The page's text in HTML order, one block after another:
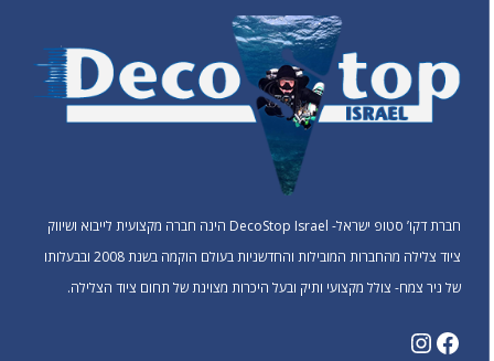
חברת דקו’ סטופ ישראל- DecoStop Israel הינה חברה מקצועית לייבוא ושיווק
ציוד צלילה מהחברות המובילות והחדשניות בעולם הוקמה בשנת 2008 ובבעלותו
של ניר צמח- צולל מקצועי ותיק ובעל היכרות מצוינת של תחום ציוד הצלילה.